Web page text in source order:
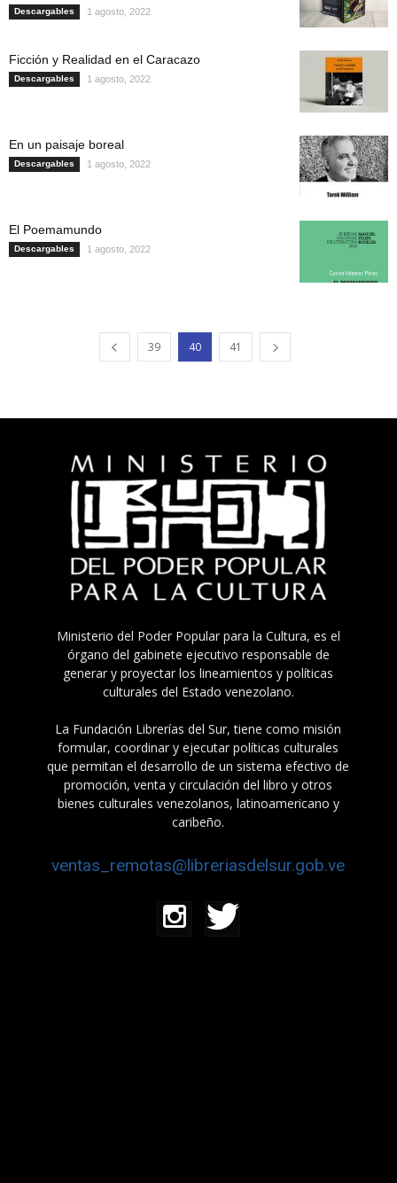
Descargables 1 agosto, 2022
Ficción y Realidad en el Caracazo
Descargables 1 agosto, 2022
En un paisaje boreal
Descargables 1 agosto, 2022
El Poemamundo
Descargables 1 agosto, 2022
39 40 41
Ministerio del Poder Popular para la Cultura, es el
órgano del gabinete ejecutivo responsable de
generar y proyectar los lineamientos y políticas
culturales del Estado venezolano.
La Fundación Librerías del Sur, tiene como misión
formular, coordinar y ejecutar políticas culturales
que permitan el desarrollo de un sistema efectivo de
promoción, venta y circulación del libro y otros
bienes culturales venezolanos, latinoamericano y
caribeño.
ventas_remotas@libreriasdelsur.gob.ve